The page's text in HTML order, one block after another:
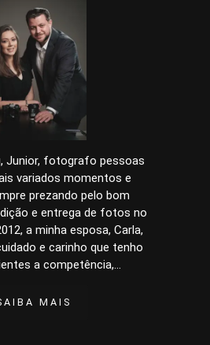
Junior, fotografo pessoas
variados momentos e
prezando pelo bom
e entrega de fotos no
a minha esposa, Carla,
e carinho que tenho
a competência,...
MAIS